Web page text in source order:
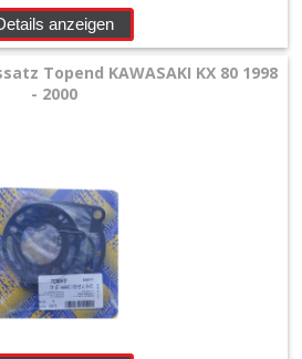
anzeigen
Topend KAWASAKI KX 80 1998
- 2000